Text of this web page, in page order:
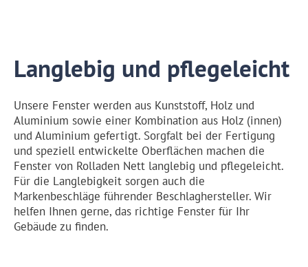
Langlebig und pflegeleicht
Unsere Fenster werden aus Kunststoff, Holz und
Aluminium sowie einer Kombination aus Holz (innen)
und Aluminium gefertigt. Sorgfalt bei der Fertigung
und speziell entwickelte Oberflächen machen die
Fenster von Rolladen Nett langlebig und pflegeleicht.
Für die Langlebigkeit sorgen auch die
Markenbeschläge führender Beschlaghersteller. Wir
helfen Ihnen gerne, das richtige Fenster für Ihr
Gebäude zu finden.